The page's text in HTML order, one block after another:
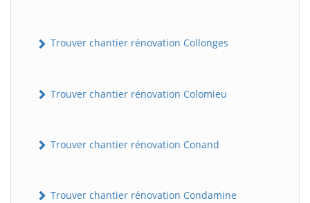
Trouver chantier rénovation Collonges
Trouver chantier rénovation Colomieu
Trouver chantier rénovation Conand
Trouver chantier rénovation Condamine